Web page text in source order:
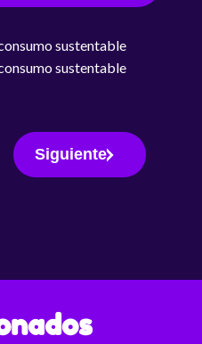
sustentable
sustentable
Siguiente